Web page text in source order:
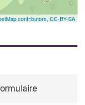
contributors, CC-BY-SA